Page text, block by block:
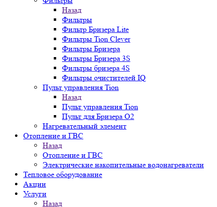
Назад
Фильтры
Фильтр Бризера Lite
Фильтры Tion Clever
Фильтры Бризера
Фильтры Бризера 3S
Фильтры бризера 4S
Фильтры очистителей IQ
Пульт управления Tion
Назад
Пульт управления Tion
Пульт для Бризера O2
Нагревательный элемент
Отопление и ГВС
Назад
Отопление и ГВС
Электрические накопительные водонагреватели
Тепловое оборудование
Акции
Услуги
Назад